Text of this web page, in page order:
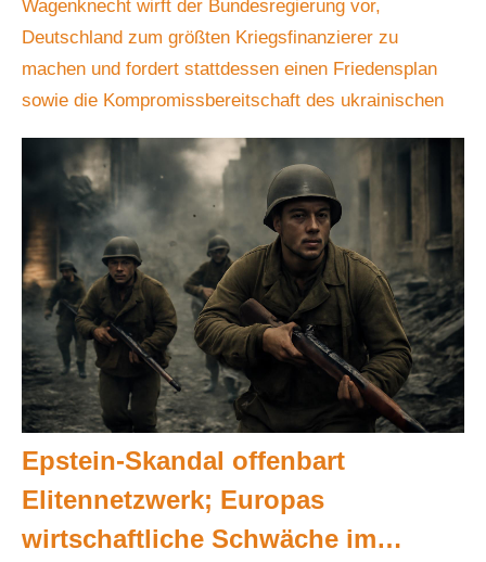
Wagenknecht wirft der Bundesregierung vor,
Deutschland zum größten Kriegsfinanzierer zu
machen und fordert stattdessen einen Friedensplan
sowie die Kompromissbereitschaft des ukrainischen
Epstein-Skandal offenbart
Elitennetzwerk; Europas
wirtschaftliche Schwäche im